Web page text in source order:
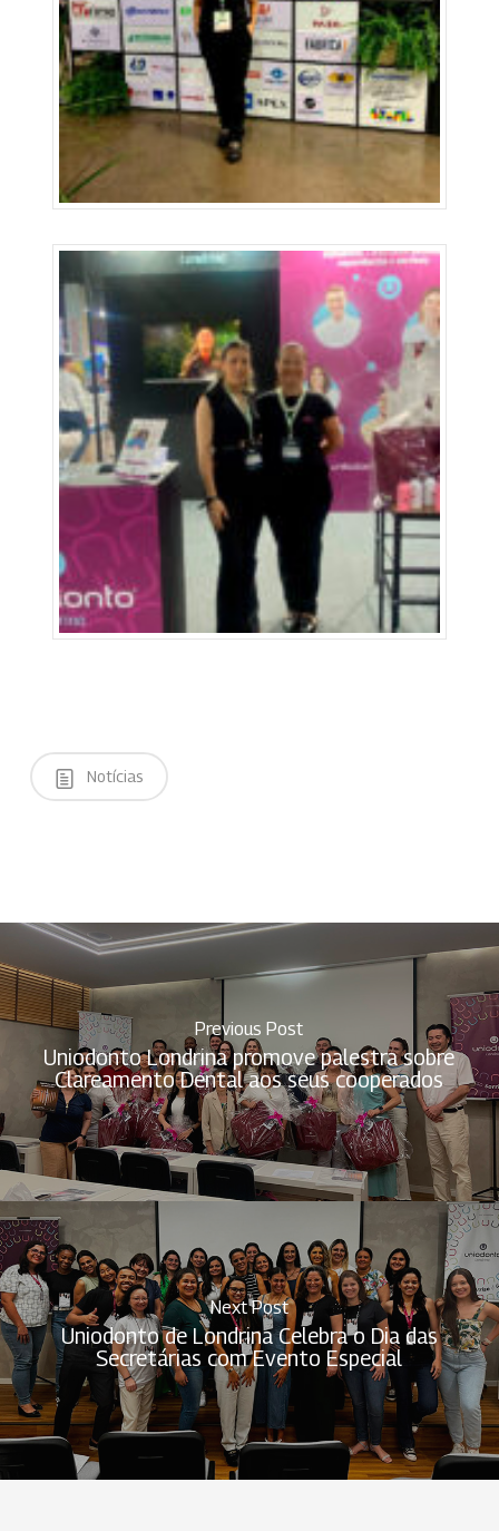
Notícias
Previous Post
Uniodonto Londrina promove palestra sobre
Clareamento Dental aos seus cooperados
Next Post
Uniodonto de Londrina Celebra o Dia das
Secretárias com Evento Especial